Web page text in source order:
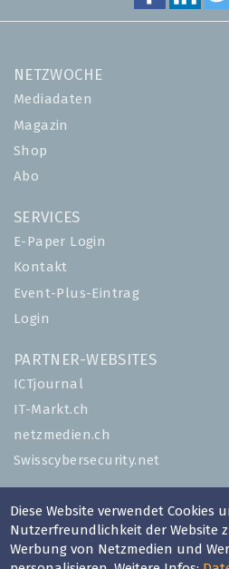
NETZWOCHE
Mediadaten
Magazin
Shop
Abo
SERVICES
E-Paper Login
Kontakt
Event-Plus-Eintrag
Login
PARTNER-WEBSITES
ICTjournal
IT-Markt.ch
netzmedien.ch
Swisscybersecurity.net
© NETZMEDIEN AG 2026
Impressum
AGB
Diese Website verwendet Cookies
Nutzerfreundlichkeit der Website
Werbung von Netzmedien und